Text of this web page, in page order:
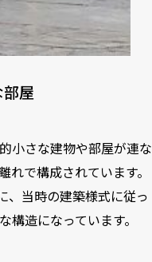
屋
小さな建物や部屋が連な
れで構成されています。
、当時の建築様式に従っ
造になっています。